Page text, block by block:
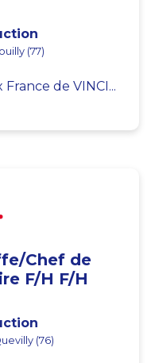
(77)
de VINCI...
Chef de
F/H F/H
(76)